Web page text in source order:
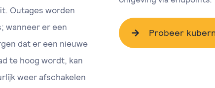
Outages worden
wanneer er een
dat er een nieuwe
te hoog wordt, kan
weer afschakelen
Probeer